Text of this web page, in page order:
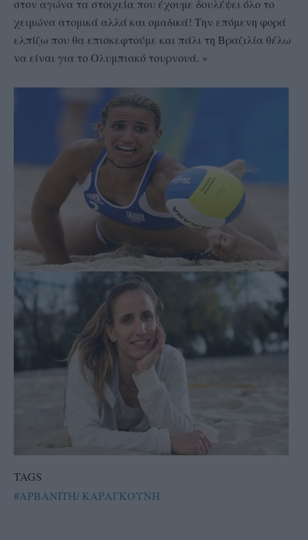
στον αγώνα τα στοιχεία που έχουμε δουλέψει όλο το
χειμώνα ατομικά αλλά και ομαδικά! Την επόμενη φορά
ελπίζω που θα επισκεφτούμε και πάλι τη Βραζιλία θέλω
να είναι για το Ολυμπιακό τουρνουά. »
TAGS
#ΑΡΒΑΝΙΤΗ/ ΚΑΡΑΓΚΟΥΝΗ